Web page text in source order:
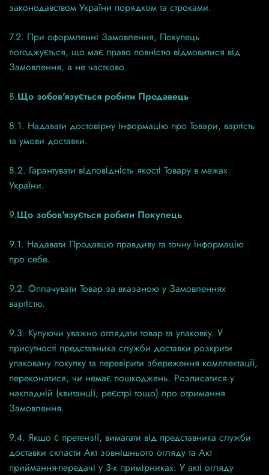
законодавством України порядком та строками.
7.2. При оформленні Замовлення, Покупець
погоджується, що має право повністю відмовитися від
Замовлення, а не частково.
8.Що зобов'язується робити Продавець
8.1. Надавати достовірну інформацію про Товари, вартість
та умови доставки.
8.2. Гарантувати відповідність якості Товару в межах
України.
9.Що зобов'язується робити Покупець
9.1. Надавати Продавцю правдиву та точну інформацію
про себе.
9.2. Оплачувати Товар за вказаною у Замовленнях
вартістю.
9.3. Купуючи уважно оглядати товар та упаковку. У
присутності представника служби доставки розкрити
упаковану покупку та перевірити збереження комплектації,
переконатися, чи немає пошкоджень. Розписатися у
накладній (квитанції, реєстрі тощо) про отримання
Замовлення.
9.4. Якщо є претензії, вимагати від представника служби
доставки скласти Акт зовнішнього огляду та Акт
приймання-передачі у 3-х примірниках. У акті огляду